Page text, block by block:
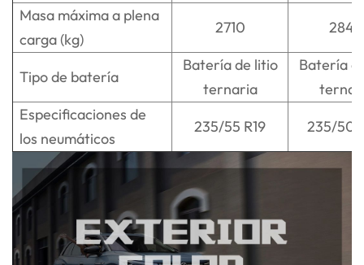
Masa máxima a plena
carga (kg)
2710 2840
Tipo de batería
Batería de litio
ternaria
Batería
Especificaciones de
los neumáticos
235/55 R19 235/50